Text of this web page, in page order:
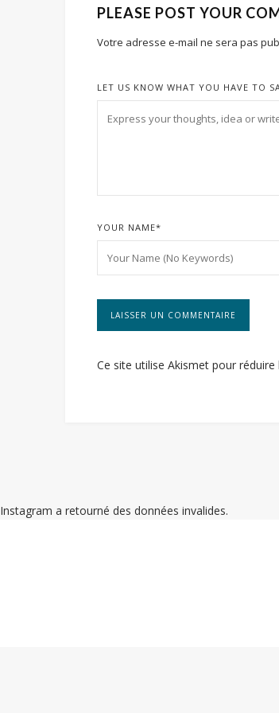
PLEASE POST YOUR
Votre adresse e-mail ne sera pas
LET US KNOW WHAT YOU HAVE TO
YOUR NAME*
Ce site utilise Akismet pour réduire
Instagram a retourné des données invalides.